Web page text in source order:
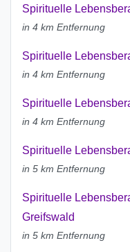
Spirituelle
in 4 km Entfernung
Spirituelle
in 4 km Entfernung
Spirituelle
in 4 km Entfernung
Spirituelle
in 5 km Entfernung
Spirituelle
Greifswald
in 5 km Entfernung